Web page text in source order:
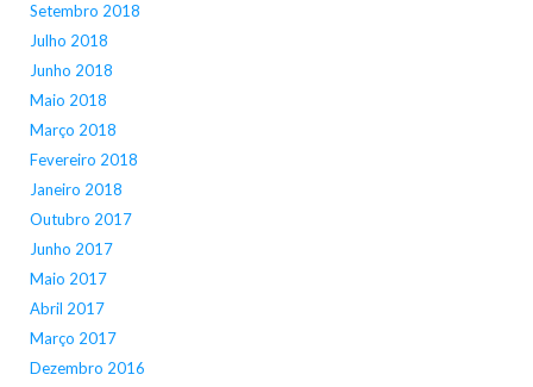
Setembro 2018
Julho 2018
Junho 2018
Maio 2018
Março 2018
Fevereiro 2018
Janeiro 2018
Outubro 2017
Junho 2017
Maio 2017
Abril 2017
Março 2017
Dezembro 2016